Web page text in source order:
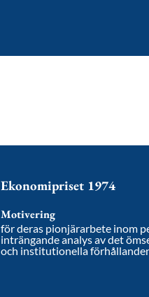
Ekonomipriset 1974
Motivering
för deras pionjärarbete inom
inträngande analys av det
och institutionella